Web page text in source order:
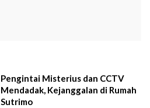
Pengintai Misterius dan CCTV
Mendadak, Kejanggalan di Rumah
Sutrimo